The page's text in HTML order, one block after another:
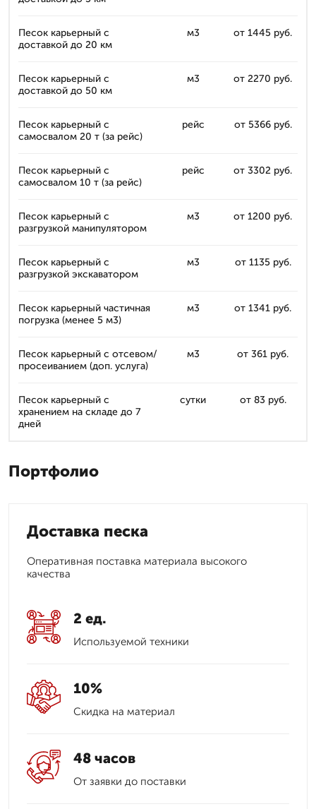
Песок карьерный с
доставкой до 20 км
м3 от 1445 руб.
Песок карьерный с
доставкой до 50 км
м3 от 2270 руб.
Песок карьерный с
самосвалом 20 т (за рейс)
рейс от 5366 руб.
Песок карьерный с
самосвалом 10 т (за рейс)
рейс от 3302 руб.
Песок карьерный с
разгрузкой манипулятором
м3 от 1200 руб.
Песок карьерный с
разгрузкой экскаватором
м3 от 1135 руб.
Песок карьерный частичная
погрузка (менее 5 м3)
м3 от 1341 руб.
Песок карьерный с отсевом/
просеиванием (доп. услуга)
м3 от 361 руб.
Песок карьерный с
хранением на складе до 7
дней
сутки от 83 руб.
Портфолио
Доставка песка
Оперативная поставка материала высокого
качества
2 ед.
Используемой техники
10%
Скидка на материал
48 часов
От заявки до поставки